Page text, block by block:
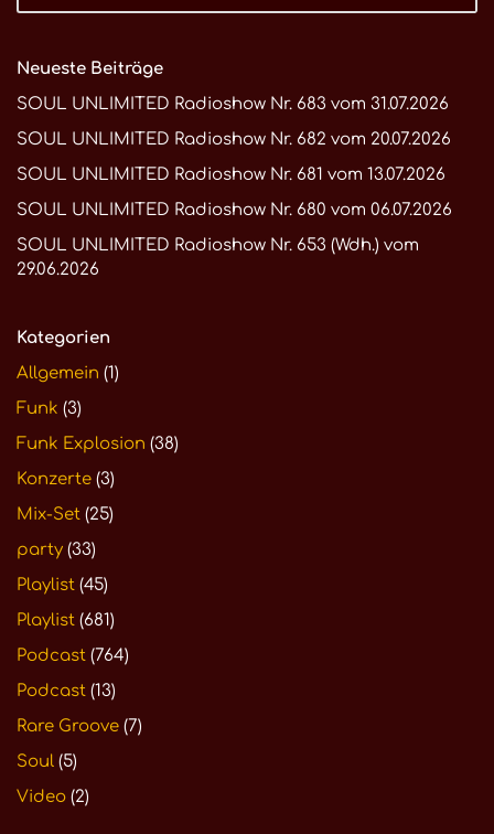
Neueste Beiträge
SOUL UNLIMITED Radioshow Nr. 683 vom 31.07.2026
SOUL UNLIMITED Radioshow Nr. 682 vom 20.07.2026
SOUL UNLIMITED Radioshow Nr. 681 vom 13.07.2026
SOUL UNLIMITED Radioshow Nr. 680 vom 06.07.2026
SOUL UNLIMITED Radioshow Nr. 653 (Wdh.) vom
29.06.2026
Kategorien
Allgemein (1)
Funk (3)
Funk Explosion (38)
Konzerte (3)
Mix-Set (25)
party (33)
Playlist (45)
Playlist (681)
Podcast (764)
Podcast (13)
Rare Groove (7)
Soul (5)
Video (2)